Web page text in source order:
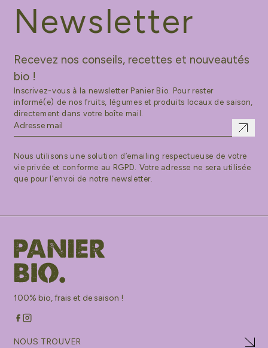
Newsletter
Recevez nos conseils, recettes et nouveautés
bio !
Inscrivez-vous à la newsletter Panier Bio. Pour rester
informé(e) de nos fruits, légumes et produits locaux de saison,
directement dans votre boîte mail.
Nous utilisons une solution d’emailing respectueuse de votre
vie privée et conforme au RGPD. Votre adresse ne sera utilisée
que pour l’envoi de notre newsletter.
100% bio, frais et de saison !
NOUS TROUVER